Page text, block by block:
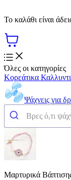
Το καλάθι είναι
Όλες οι κατηγορίες
Κορεάτικα
Ψάχνεις για
Μαρτυρικά